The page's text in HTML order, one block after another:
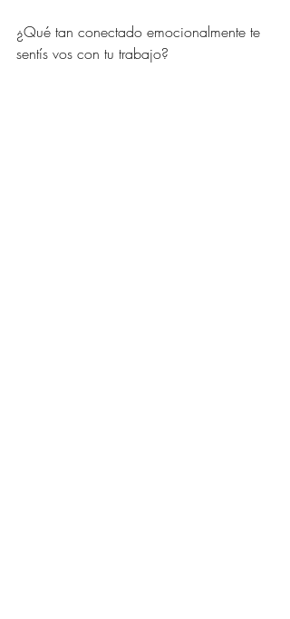
¿Qué tan conectado emocionalmente te
sentís vos con tu trabajo?